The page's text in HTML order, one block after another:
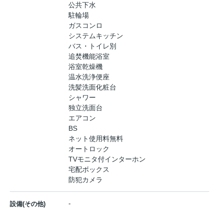
公共下水
駐輪場
ガスコンロ
システムキッチン
バス・トイレ別
追焚機能浴室
浴室乾燥機
温水洗浄便座
洗髪洗面化粧台
シャワー
独立洗面台
エアコン
BS
ネット使用料無料
オートロック
TVモニタ付インターホン
宅配ボックス
防犯カメラ
設備(その他) -